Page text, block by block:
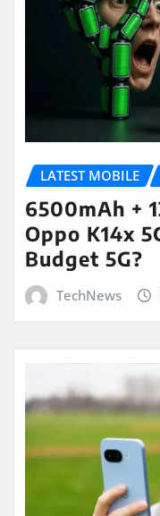
LATEST MOBILE
6500mAh +
Oppo K14x
Budget 5G?
TechNews